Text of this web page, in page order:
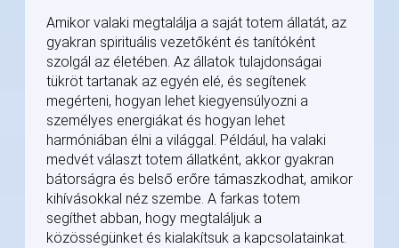
Amikor valaki megtalálja a saját totem állatát, az
gyakran spirituális vezetőként és tanítóként
szolgál az életében. Az állatok tulajdonságai
tükröt tartanak az egyén elé, és segítenek
megérteni, hogyan lehet kiegyensúlyozni a
személyes energiákat és hogyan lehet
harmóniában élni a világgal. Például, ha valaki
medvét választ totem állatként, akkor gyakran
bátorságra és belső erőre támaszkodhat, amikor
kihívásokkal néz szembe. A farkas totem
segíthet abban, hogy megtaláljuk a
közösségünket és kialakítsuk a kapcsolatainkat.